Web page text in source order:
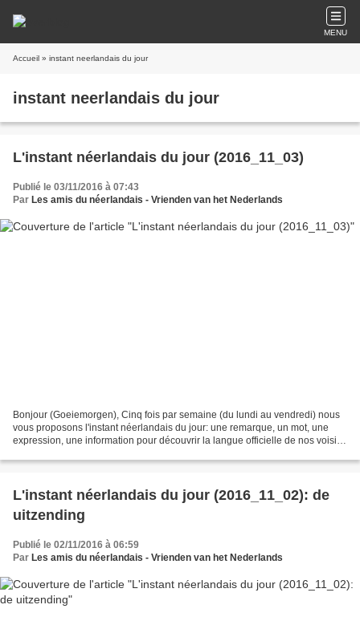
MENU
Accueil » instant neerlandais du jour
instant neerlandais du jour
L'instant néerlandais du jour (2016_11_03)
Publié le 03/11/2016 à 07:43
Par Les amis du néerlandais - Vrienden van het Nederlands
Bonjour (Goeiemorgen), Cinq fois par semaine (du lundi au vendredi) nous
vous proposons l'instant néerlandais du jour: une remarque, un mot, une
expression, une information pour découvrir la langue officielle de nos voisins
L'instant néerlandais du jour (2016_11_02): de
uitzending
Publié le 02/11/2016 à 06:59
Par Les amis du néerlandais - Vrienden van het Nederlands